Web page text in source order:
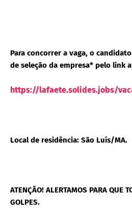
Para concorrer a vaga, o
de seleção da empresa* pelo link
https://lafaete.solides.jobs/
Local de residência: São Luís/MA.
ATENÇÃO! ALERTAMOS PARA QUE
GOLPES.